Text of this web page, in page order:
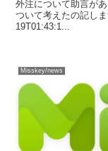
外注について助言が
ついて考えたの記し
19T01:43:1...
Misskey/news